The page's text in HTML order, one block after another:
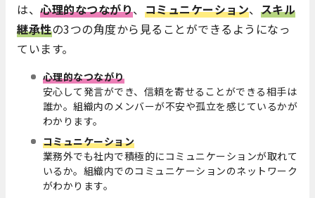
は、 心理的なつながり、 コミュニケーション、 スキル
継承性の3つの角度から見ることができるようになっ
ています。
心理的なつながり
安心して発言ができ、信頼を寄せることができる相手は
誰か。組織内のメンバーが不安や孤立を感じているかが
わかります。
コミュニケーション
業務外でも社内で積極的にコミュニケーションが取れて
いるか。組織内でのコミュニケーションのネットワーク
がわかります。